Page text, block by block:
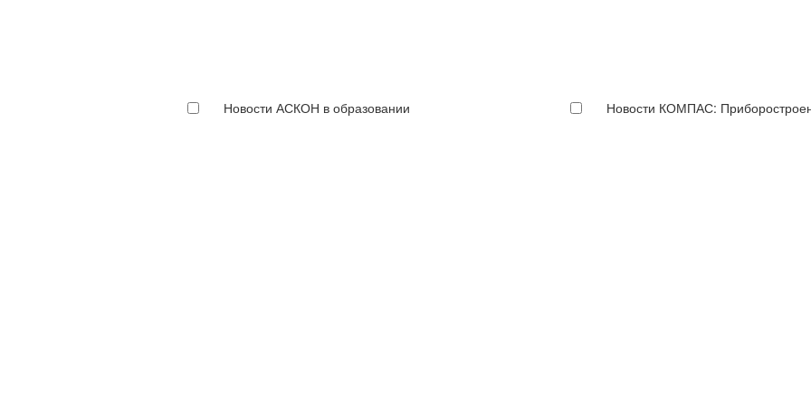
Новости АСКОН в образовании Новости КОМПАС: